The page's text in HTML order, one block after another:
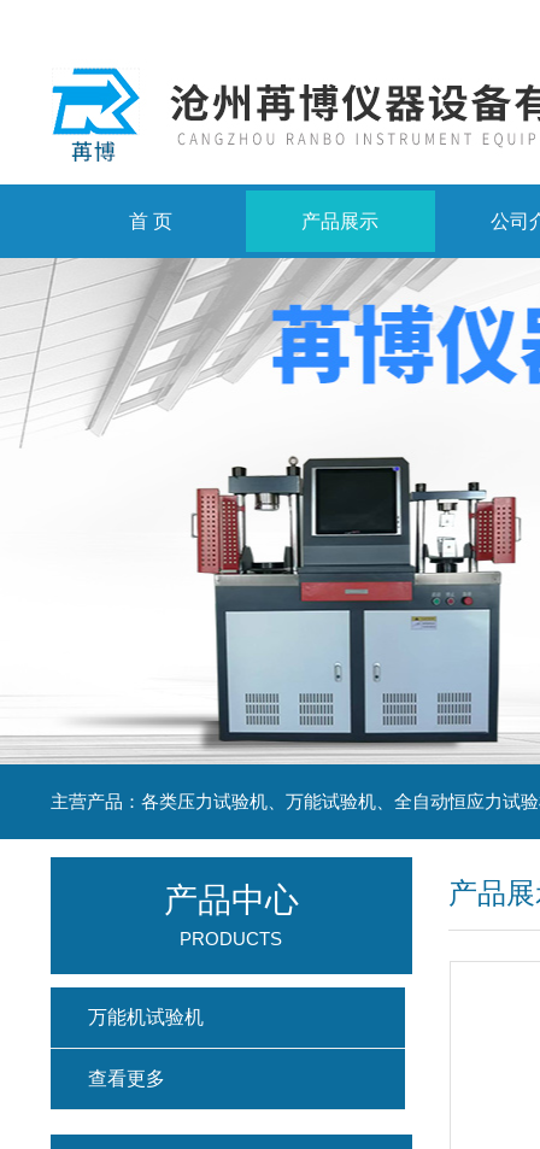
首 页 产品展示 公司
主营产品：各类压力试验机、万能试验机、全自动恒应力试
产品
产品中心
PRODUCTS
万能机试验机
查看更多